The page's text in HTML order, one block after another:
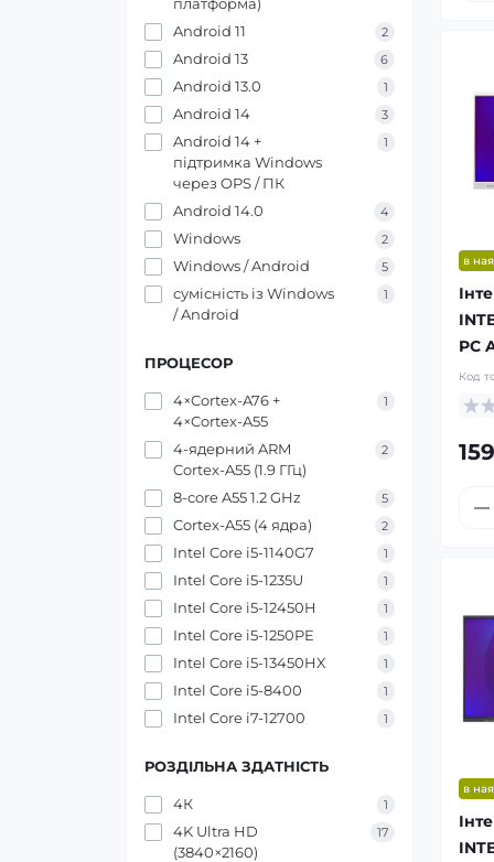
Android 11 2
Android 13 6
Android 13.0 1
Android 14 3
Android 14 +
підтримка Windows
через OPS / ПК
1
Android 14.0 4
Windows 2
Windows / Android 5
сумісність із Windows
/ Android
1
ПРОЦЕСОР
4×Cortex-A76 +
4×Cortex-A55
1
4-ядерний ARM
Cortex-A55 (1.9 ГГц)
2
8-core A55 1.2 GHz 5
Cortex-A55 (4 ядра) 2
Intel Core i5-1140G7 1
Intel Core i5-1235U 1
Intel Core i5-12450H 1
Intel Core i5-1250PE 1
Intel Core i5-13450HX 1
Intel Core i5-8400 1
Intel Core i7-12700 1
РОЗДІЛЬНА ЗДАТНІСТЬ
4К 1
4K Ultra HD
(3840×2160)
17
в
PC
Код
в